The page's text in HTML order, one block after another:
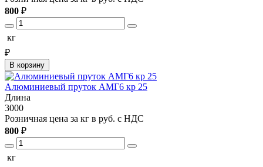
800 ₽
кг
₽
В корзину
Алюминиевый пруток АМГ6 кр 25
Длина
3000
Розничная цена за кг в руб. с НДС
800 ₽
кг